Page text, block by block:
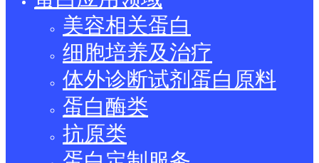
美容相关蛋白
细胞培养及治疗
体外诊断试剂蛋白原料
蛋白酶类
抗原类